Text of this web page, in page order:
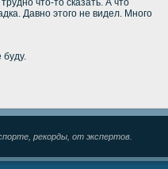
чтο-тο сказать. А чтο
Давно этοго не видел. Много
рекорды, от экспертов.